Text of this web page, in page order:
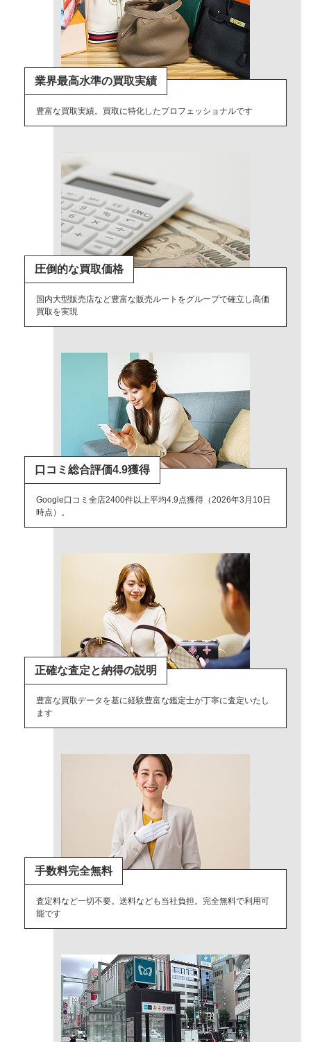
業界最高水準の買取実績
豊富な買取実績。買取に特化したプロフェッショナルです
圧倒的な買取価格
国内大型販売店など豊富な販売ルートをグループで確立し高価
買取を実現
口コミ総合評価4.9獲得
Google口コミ全店2400件以上平均4.9点獲得（2026年3月10日
時点）。
正確な査定と納得の説明
豊富な買取データを基に経験豊富な鑑定士が丁寧に査定いたし
ます
手数料完全無料
査定料など一切不要。送料なども当社負担。完全無料で利用可
能です